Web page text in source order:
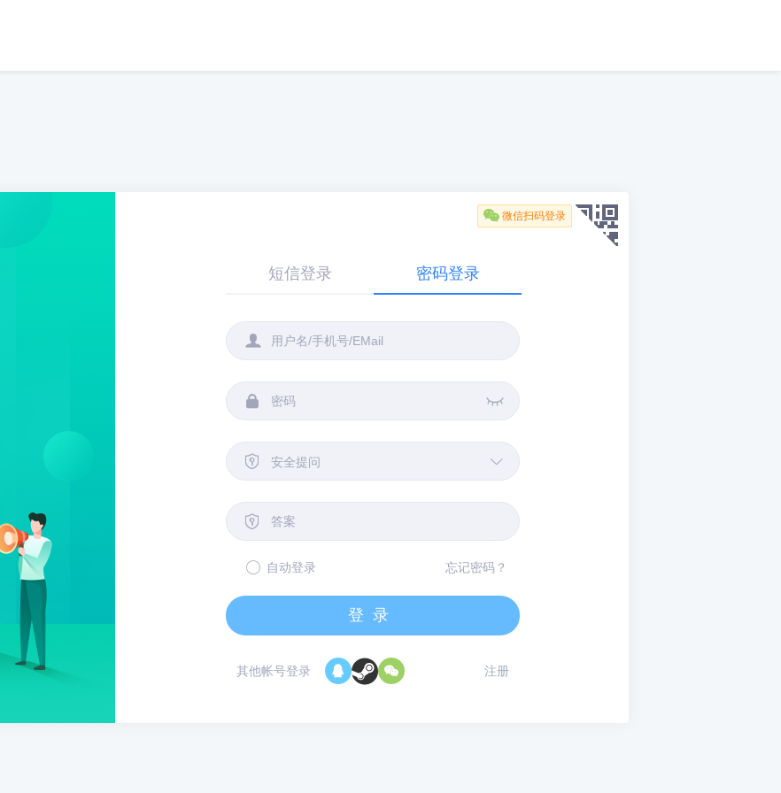
 微信扫码登录
短信登录 密码登录

 
 安全提问 

自动登录 忘记密码？
登录
其他帐号登录   注册